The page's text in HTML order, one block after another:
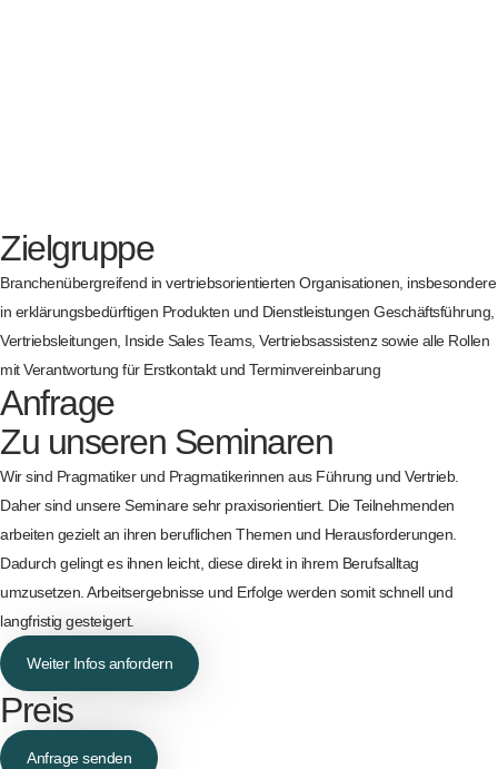
Zielgruppe
Branchenübergreifend in vertriebsorientierten Organisationen, insbesondere
in erklärungsbedürftigen Produkten und Dienstleistungen Geschäftsführung,
Vertriebsleitungen, Inside Sales Teams, Vertriebsassistenz sowie alle Rollen
mit Verantwortung für Erstkontakt und Terminvereinbarung
Anfrage
Zu unseren Seminaren
Wir sind Pragmatiker und Pragmatikerinnen aus Führung und Vertrieb.
Daher sind unsere Seminare sehr praxisorientiert. Die Teilnehmenden
arbeiten gezielt an ihren beruflichen Themen und Herausforderungen.
Dadurch gelingt es ihnen leicht, diese direkt in ihrem Berufsalltag
umzusetzen. Arbeitsergebnisse und Erfolge werden somit schnell und
langfristig gesteigert.
Weiter Infos anfordern
Preis
Anfrage senden